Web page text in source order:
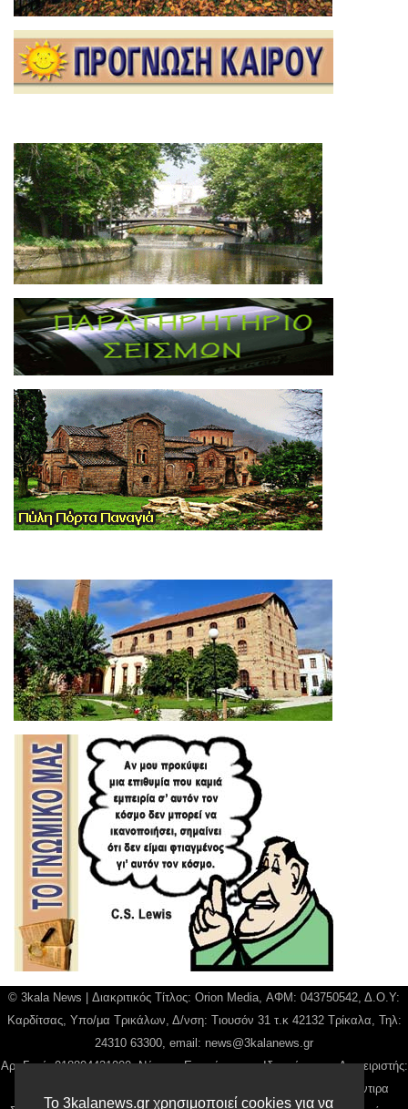
Το 3kalanews.gr χρησιμοποιεί cookies για να
© 3kala News | Διακριτικός Τίτλος: Orion Media, ΑΦΜ: 043750542, Δ.Ο.Υ:
Καρδίτσας, Υπο/μα Τρικάλων, Δ/νση: Τιουσόν 31 τ.κ 42132 Τρίκαλα, Τηλ:
24310 63300, email: news@3kalanews.gr
Αρ. Γεμή: 018804431000, Νόμιμος Εκπρόσωπος, Ιδιοκτήτης και Διαχειριστής:
Παναγιώτης Φιλίππου, Διευθύντρια: Γιαννουσά Βασιλική, Διευθύντιρα